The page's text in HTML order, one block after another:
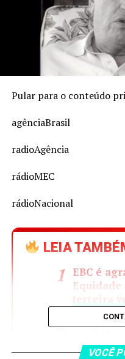
Pular para o conteúdo
agênciaBrasil
radioAgência
rádioMEC
rádioNacional
LEIA
EBC é
Equidade
Rio de
noVOCÊ